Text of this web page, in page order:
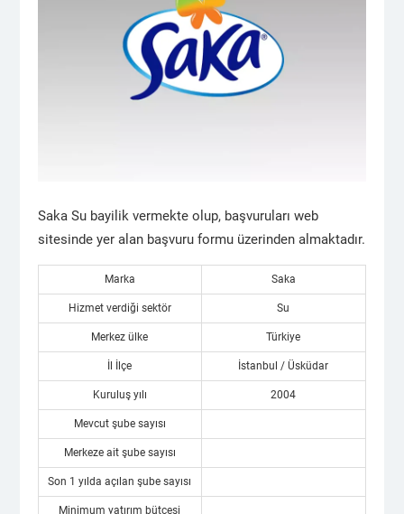
Saka Su bayilik vermekte olup, başvuruları web
sitesinde yer alan başvuru formu üzerinden almaktadır.
Marka Saka
Hizmet verdiği sektör Su
Merkez ülke Türkiye
İl İlçe İstanbul / Üsküdar
Kuruluş yılı 2004
Mevcut şube sayısı
Merkeze ait şube sayısı
Son 1 yılda açılan şube sayısı
Minimum yatırım bütçesi